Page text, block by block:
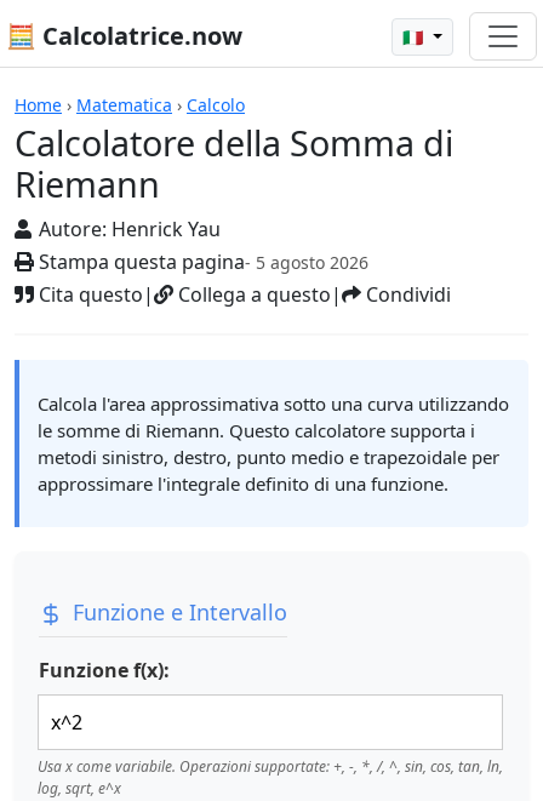
🧮 Calcolatrice.now 🇮🇹
Home › Matematica › Calcolo
Calcolatore della Somma di
Riemann
Autore: Henrick Yau
Stampa questa pagina- 5 agosto 2026
Cita questo| Collega a questo| Condividi
Calcolatrici
Calcola l'area approssimativa sotto una curva utilizzando
le somme di Riemann. Questo calcolatore supporta i
metodi sinistro, destro, punto medio e trapezoidale per
approssimare l'integrale definito di una funzione.
Funzione e Intervallo
Funzione f(x):
Usa x come variabile. Operazioni supportate: +, -, *, /, ^, sin, cos, tan, ln,
log, sqrt, e^x